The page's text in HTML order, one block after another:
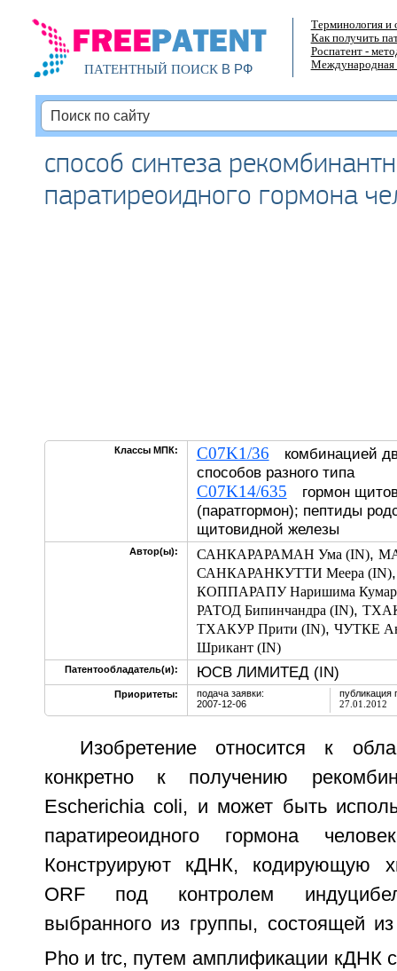
ПАТЕНТНЫЙ ПОИСКВ РФ
Терминология и
Как получить
Роспатент -
Международная
способ синтеза
паратиреоидного гормона
Классы МПК: C07K1/36 комбинацией
способов разного типа
C07K14/635 гормон
(паратгормон); пептиды
щитовидной железы
Автор(ы): САНКАРАРАМАН Ума (IN),
САНКАРАНКУТТИ Меера (IN)
КОППАРАПУ Наришима Кумар
РАТОД Бипинчандра (IN),
ТХАКУР Прити (IN), ЧУТКЕ
Шрикант (IN)
Патентообладатель(и): ЮСВ ЛИМИТЕД (IN)
Приоритеты:
подача заявки:
2007-12-06
публикация
27.01.2012
Изобретение относится к
конкретно к получению
Escherichia coli, и может быть
паратиреоидного гормона
Конструируют кДНК, кодирующую
ORF под контролем
выбранного из группы, состоящей
Pho и trc, путем амплификации кДНК